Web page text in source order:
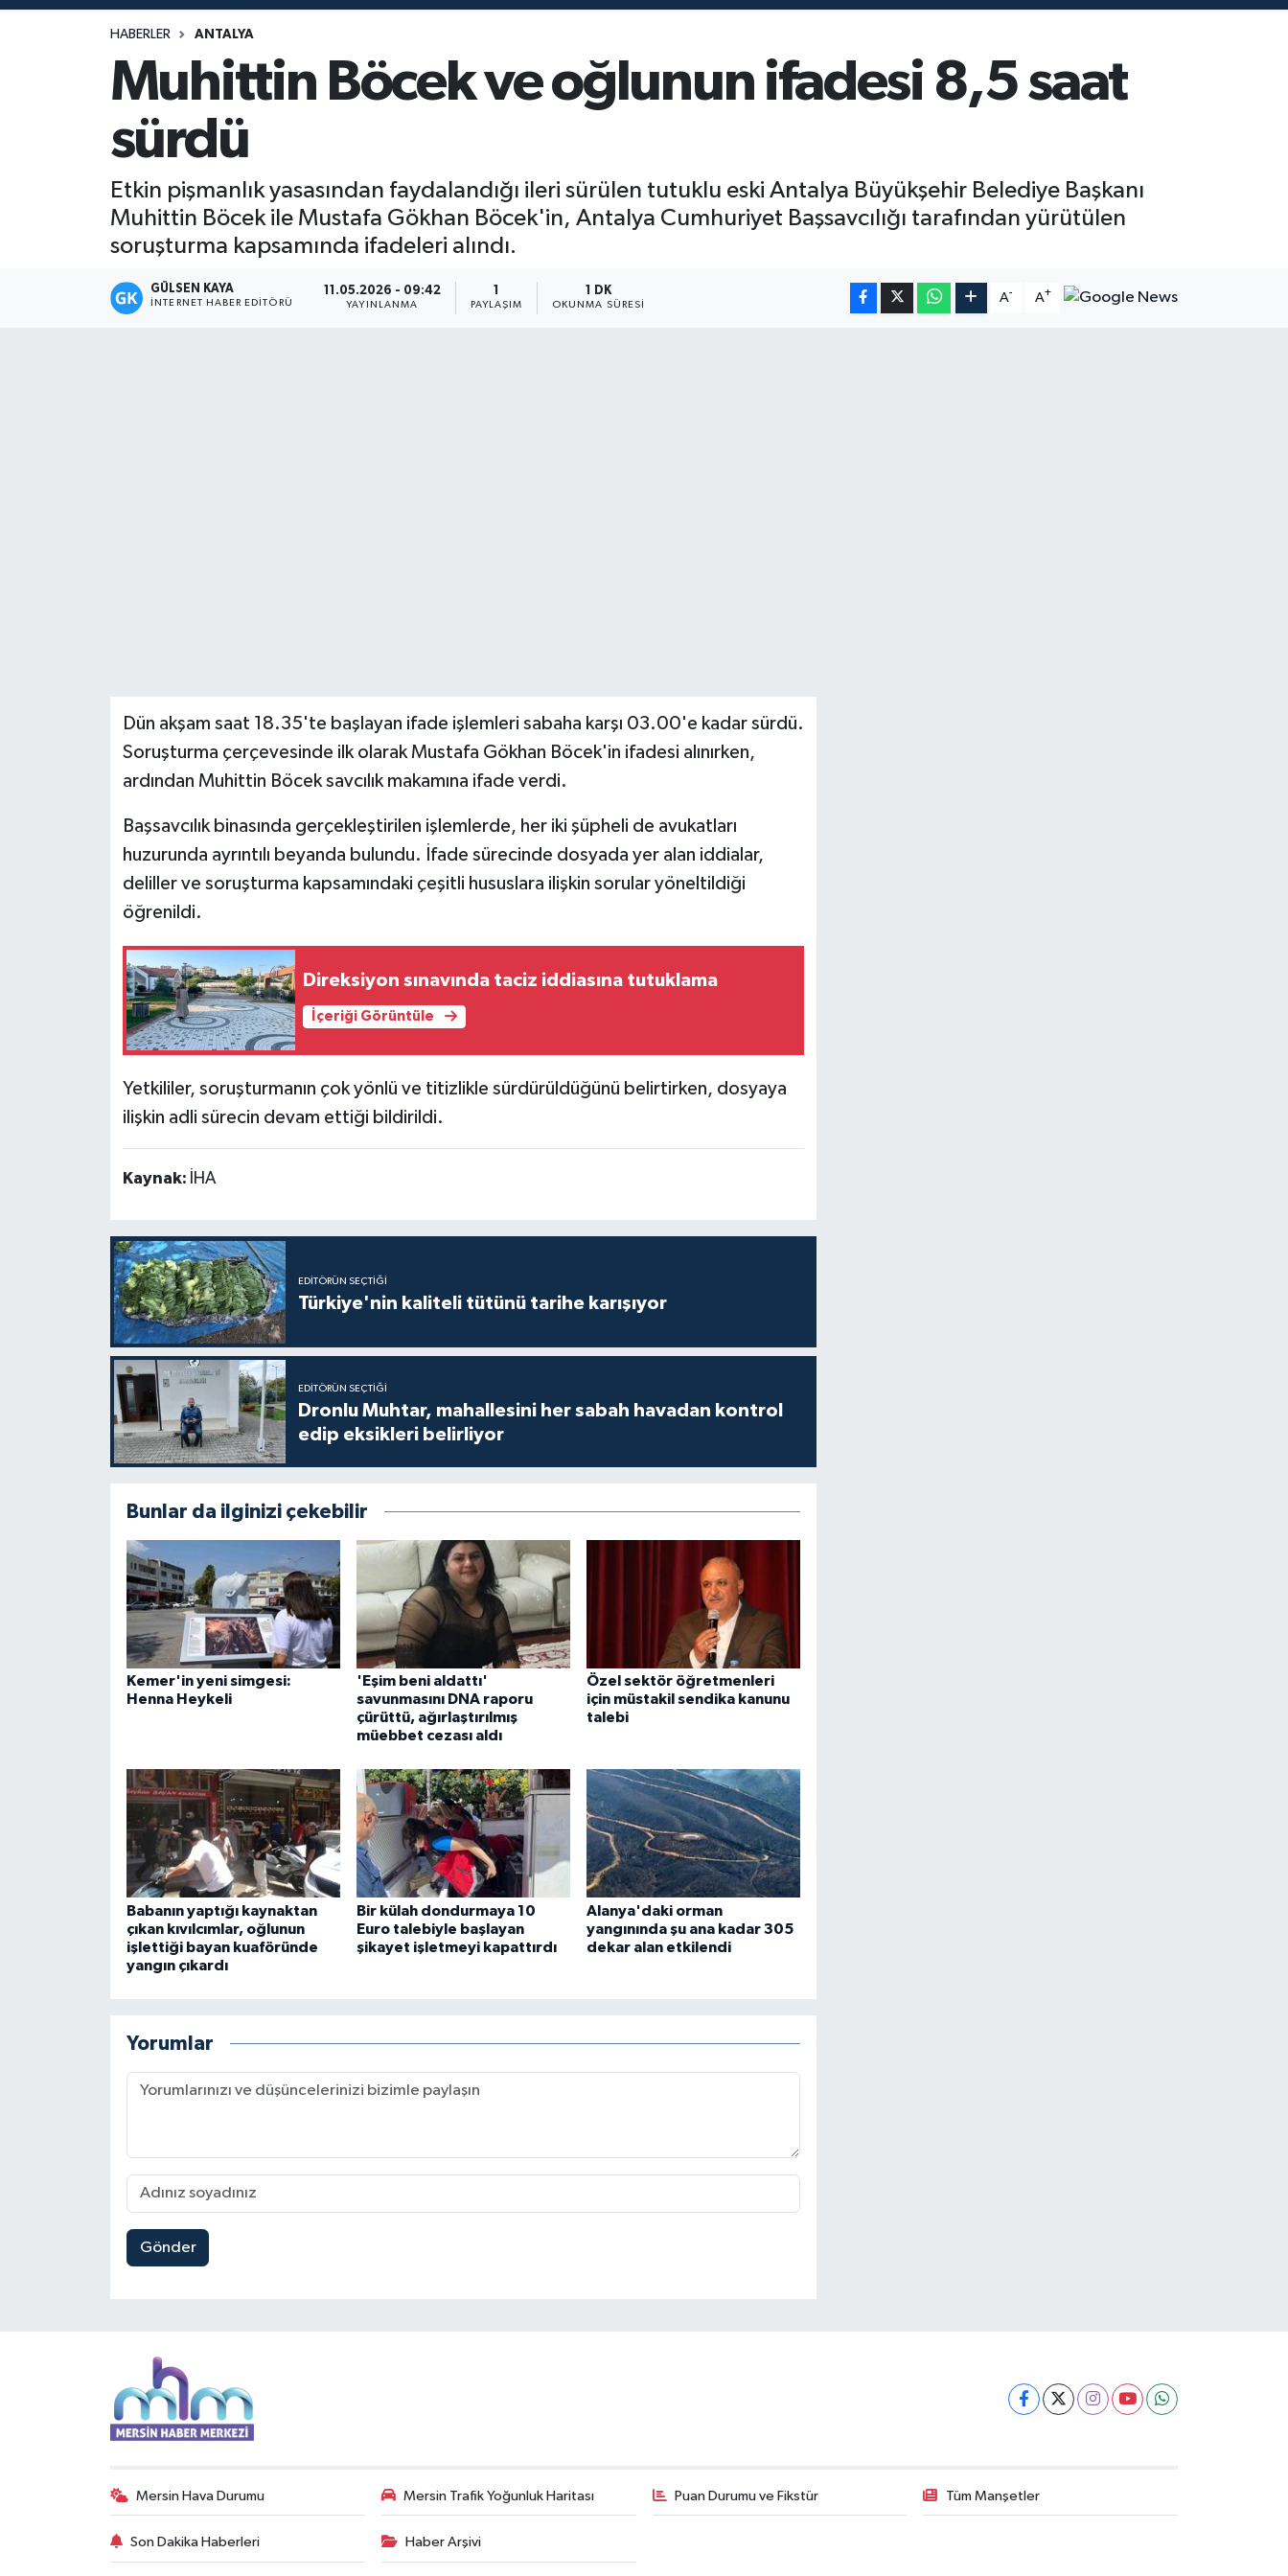
HABERLER ANTALYA
Muhittin Böcek ve oğlunun ifadesi 8,5 saat
sürdü
Etkin pişmanlık yasasından faydalandığı ileri sürülen tutuklu eski Antalya Büyükşehir Belediye Başkanı
Muhittin Böcek ile Mustafa Gökhan Böcek'in, Antalya Cumhuriyet Başsavcılığı tarafından yürütülen
soruşturma kapsamında ifadeleri alındı.
GÜLSEN KAYA
İNTERNET HABER EDITÖRÜ
11.05.2026 - 09:42
YAYINLANMA PAYLAŞIM
1 DK
OKUNMA SÜRESI
A- A+
Dün akşam saat 18.35'te başlayan ifade işlemleri sabaha karşı 03.00'e kadar sürdü.
Soruşturma çerçevesinde ilk olarak Mustafa Gökhan Böcek'in ifadesi alınırken,
ardından Muhittin Böcek savcılık makamına ifade verdi.
Başsavcılık binasında gerçekleştirilen işlemlerde, her iki şüpheli de avukatları
huzurunda ayrıntılı beyanda bulundu. İfade sürecinde dosyada yer alan iddialar,
deliller ve soruşturma kapsamındaki çeşitli hususlara ilişkin sorular yöneltildiği
öğrenildi.
Direksiyon sınavında taciz iddiasına tutuklama
İçeriği Görüntüle
Yetkililer, soruşturmanın çok yönlü ve titizlikle sürdürüldüğünü belirtirken, dosyaya
ilişkin adli sürecin devam ettiği bildirildi.
Kaynak: İHA
EDITÖRÜN SEÇTIĞI
Türkiye'nin kaliteli tütünü tarihe karışıyor
EDITÖRÜN SEÇTIĞI
Dronlu Muhtar, mahallesini her sabah havadan kontrol
edip eksikleri belirliyor
Bunlar da ilginizi çekebilir
Kemer'in yeni simgesi:
Henna Heykeli
'Eşim beni aldattı'
savunmasını DNA raporu
çürüttü, ağırlaştırılmış
müebbet cezası aldı
Özel sektör öğretmenleri
için müstakil sendika kanunu
talebi
Babanın yaptığı kaynaktan
çıkan kıvılcımlar, oğlunun
işlettiği bayan kuaföründe
yangın çıkardı
Bir külah dondurmaya 10
Euro talebiyle başlayan
şikayet işletmeyi kapattırdı
Alanya'daki orman
yangınında şu ana kadar 305
dekar alan etkilendi
Yorumlar
Gönder
Mersin Hava Durumu Mersin Trafik Yoğunluk Haritası Puan Durumu ve Fikstür Tüm Manşetler
Son Dakika Haberleri Haber Arşivi
Magazin
Mersin Tarihi
Özel Haber
Politika
Resmi İlan